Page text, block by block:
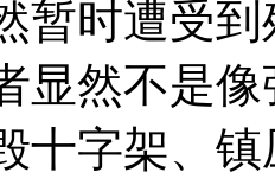
暂时遭受
显然不是
十字架、